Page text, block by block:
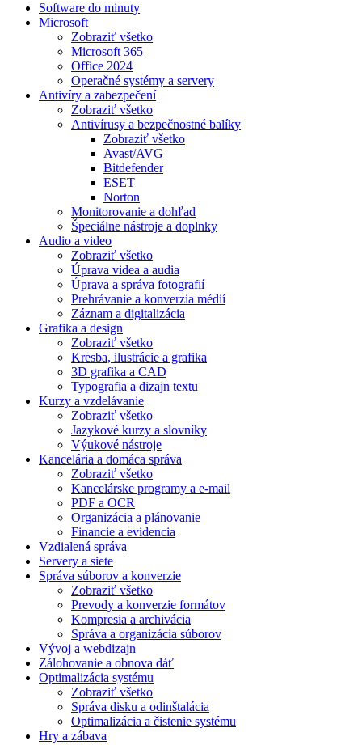
Software do minuty
Microsoft
Zobraziť všetko
Microsoft 365
Office 2024
Operačné systémy a servery
Antivíry a zabezpečení
Zobraziť všetko
Antivírusy a bezpečnostné balíky
Zobraziť všetko
Avast/AVG
Bitdefender
ESET
Norton
Monitorovanie a dohľad
Špeciálne nástroje a doplnky
Audio a video
Zobraziť všetko
Úprava videa a audia
Úprava a správa fotografií
Prehrávanie a konverzia médií
Záznam a digitalizácia
Grafika a design
Zobraziť všetko
Kresba, ilustrácie a grafika
3D grafika a CAD
Typografia a dizajn textu
Kurzy a vzdelávanie
Zobraziť všetko
Jazykové kurzy a slovníky
Výukové nástroje
Kancelária a domáca správa
Zobraziť všetko
Kancelárske programy a e-mail
PDF a OCR
Organizácia a plánovanie
Financie a evidencia
Vzdialená správa
Servery a siete
Správa súborov a konverzie
Zobraziť všetko
Prevody a konverzie formátov
Kompresia a archivácia
Správa a organizácia súborov
Vývoj a webdizajn
Zálohovanie a obnova dáť
Optimalizácia systému
Zobraziť všetko
Správa disku a odinštalácia
Optimalizácia a čistenie systému
Hry a zábava